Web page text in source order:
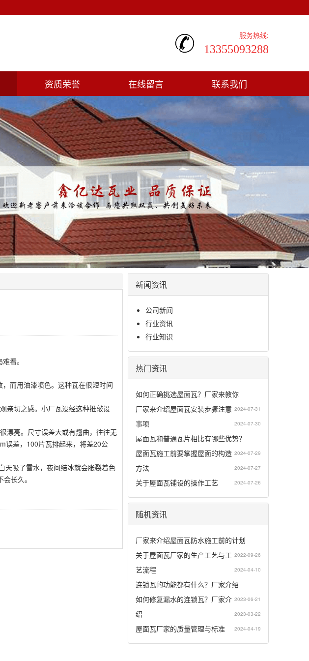
服务热线:
13355093288
资质荣誉 在线留言 联系我们
看。
而用油漆喷色。这种瓦在很短时间
亲切之感。小厂瓦没经这种推敲设
漂亮。尺寸误差大或有翘曲，往往无
误差，100片瓦排起来，将差20公
吸了雪水，夜间结冰就会胀裂着色
长久。
新闻资讯
公司新闻
行业资讯
行业知识
热门资讯
如何正确挑选屋面瓦？厂家来教你
2024-07-31
厂家来介绍屋面瓦安装步骤注意
事项
2024-07-30
屋面瓦和普通瓦片相比有哪些优势？
2024-07-29
屋面瓦施工前要掌握屋面的构造
方法
2024-07-27
关于屋面瓦铺设的操作工艺 2024-07-26
随机资讯
厂家来介绍屋面瓦防水施工前的计划
2022-09-26
关于屋面瓦厂家的生产工艺与工
艺流程
2024-04-10
连锁瓦的功能都有什么？厂家介绍
2023-06-21
如何修复漏水的连锁瓦？厂家介
绍
2023-03-22
屋面瓦厂家的质量管理与标准 2024-04-19